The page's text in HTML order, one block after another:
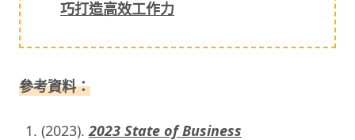
巧打造高效工作力
參考資料：
(2023). 2023 State of Business